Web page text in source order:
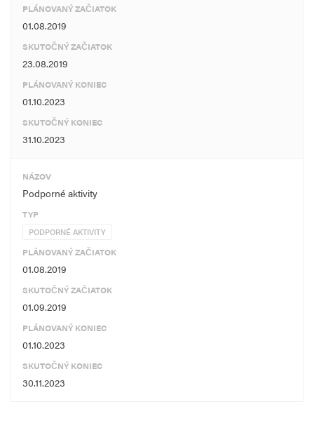
PLÁNOVANÝ ZAČIATOK
01.08.2019
SKUTOČNÝ ZAČIATOK
23.08.2019
PLÁNOVANÝ KONIEC
01.10.2023
SKUTOČNÝ KONIEC
31.10.2023
NÁZOV
Podporné aktivity
TYP
PODPORNÉ AKTIVITY
PLÁNOVANÝ ZAČIATOK
01.08.2019
SKUTOČNÝ ZAČIATOK
01.09.2019
PLÁNOVANÝ KONIEC
01.10.2023
SKUTOČNÝ KONIEC
30.11.2023